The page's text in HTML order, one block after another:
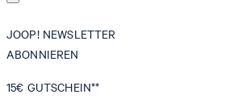
JOOP! NEWSLETTER
ABONNIEREN
15€ GUTSCHEIN**